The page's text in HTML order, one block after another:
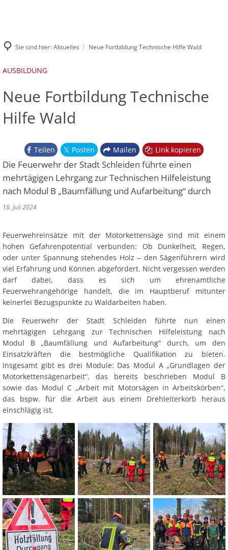
Löschzug 1
Löschzug Schleiden
Löschzug 2
Löschzug 3
Löschgruppe Dreiborn
Online-Archiv Florian Schleiden
Sie sind hier: Aktuelles Neue Fortbildung Technische Hilfe Wald
AUSBILDUNG
Neue Fortbildung Technische
Hilfe Wald
Teilen Posten Mailen Link kopieren
Die Feuerwehr der Stadt Schleiden führte einen
mehrtägigen Lehrgang zur Technischen Hilfeleistung
nach Modul B „Baumfällung und Aufarbeitung“ durch
16. Juli 2024
Feuerwehreinsätze mit der Motorkettensäge sind mit einem
hohen Gefahrenpotential verbunden: Ob Dunkelheit, Regen,
oder unter Spannung stehendes Holz ­– den Sägenführern wird
viel Erfahrung und Können abgefordert. Nicht vergessen werden
darf dabei, dass es sich um ehrenamtliche
Feuerwehrangehörige handelt, die im Hauptberuf mitunter
keinerlei Bezugspunkte zu Waldarbeiten haben.
Die Feuerwehr der Stadt Schleiden führte nun einen
mehrtägigen Lehrgang zur Technischen Hilfeleistung nach
Modul B „Baumfällung und Aufarbeitung“ durch, um den
Einsatzkräften die bestmögliche Qualifikation zu bieten.
Insgesamt gibt es drei Module: Das Modul A „Grundlagen der
Motorkettensägenarbeit“, das bereits beschrieben Modul B
sowie das Modul C „Arbeit mit Motorsägen in Arbeitskörben“,
das bspw. für die Arbeit aus einem Drehleiterkorb heraus
einschlägig ist.